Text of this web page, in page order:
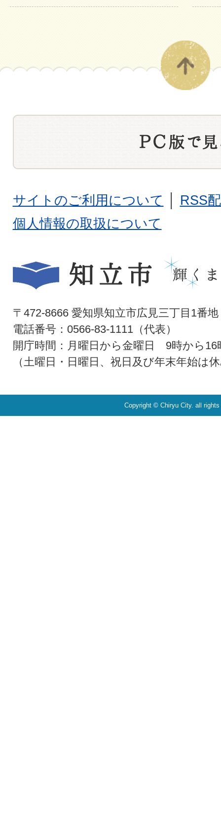
サイトのご利用について
RSS
個人情報の取扱について
〒472-8666 愛知県知立市広見三丁目1番地
電話番号：0566-83-1111（代表）
開庁時間：月曜日から金曜日 9時から16
（土曜日・日曜日、祝日及び年末年始は
Copyright © Chiryu City. all rights